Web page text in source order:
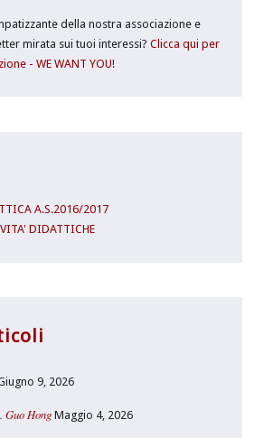
della nostra associazione e
mirata sui tuoi interessi?Clicca qui per
- WE WANT YOU!
A.S.2016/2017
DIDATTICHE
9, 2026
Guo Hong Maggio 4, 2026